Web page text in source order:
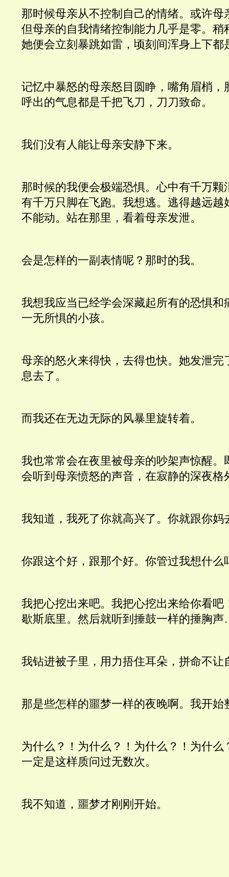
那时候母亲从不控制自己的情绪。或许母
但母亲的自我情绪控制能力几乎是零。稍
她便会立刻暴跳如雷，顷刻间浑身上下都
记忆中暴怒的母亲怒目圆睁，嘴角眉梢，
呼出的气息都是千把飞刀，刀刀致命。
我们没有人能让母亲安静下来。
那时候的我便会极端恐惧。心中有千万颗
有千万只脚在飞跑。我想逃。逃得越远越
不能动。站在那里，看着母亲发泄。
会是怎样的一副表情呢？那时的我。
我想我应当已经学会深藏起所有的恐惧和
一无所惧的小孩。
母亲的怒火来得快，去得也快。她发泄完
息去了。
而我还在无边无际的风暴里旋转着。
我也常常会在夜里被母亲的吵架声惊醒。
会听到母亲愤怒的声音，在寂静的深夜格
我知道，我死了你就高兴了。你就跟你妈
你跟这个好，跟那个好。你管过我想什么
我把心挖出来吧。我把心挖出来给你看
歇斯底里。然后就听到捶鼓一样的捶胸
我钻进被子里，用力捂住耳朵，拼命不让
那是些怎样的噩梦一样的夜晚啊。我开始
为什么？！为什么？！为什么？！为什么
一定是这样质问过无数次。
我不知道，噩梦才刚刚开始。